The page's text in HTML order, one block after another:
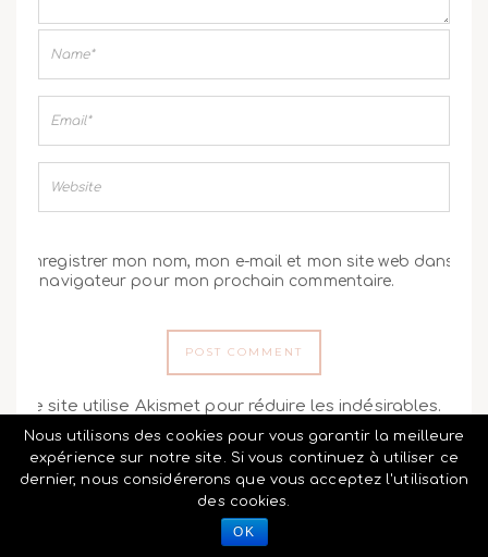
Enregistrer mon nom, mon e-mail et mon site web dans
le navigateur pour mon prochain commentaire.
Ce site utilise Akismet pour réduire les indésirables.
En savoir plus sur comment les données de vos
commentaires sont utilisées.
UNE MAKE UP ADDICT
Nous utilisons des cookies pour vous garantir la meilleure
expérience sur notre site. Si vous continuez à utiliser ce
dernier, nous considérerons que vous acceptez l'utilisation
des cookies.
OK